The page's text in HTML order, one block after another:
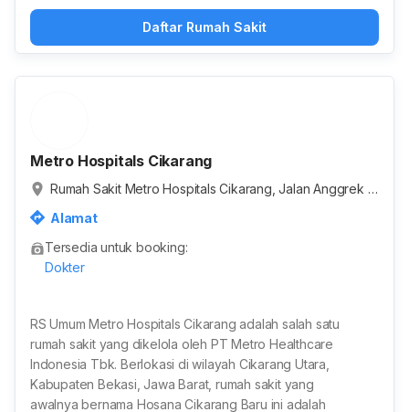
Daftar Rumah Sakit
Metro Hospitals Cikarang
Rumah Sakit Metro Hospitals Cikarang, Jalan Anggrek I,
Alamat
Tersedia untuk booking:
Dokter
RS Umum Metro Hospitals Cikarang adalah salah satu
rumah sakit yang dikelola oleh PT Metro Healthcare
Indonesia Tbk. Berlokasi di wilayah Cikarang Utara,
Kabupaten Bekasi, Jawa Barat, rumah sakit yang
awalnya bernama Hosana Cikarang Baru ini adalah